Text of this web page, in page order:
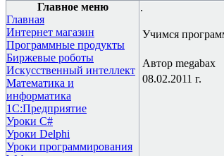
Главное меню
Главная
Интернет магазин
Программные продукты
Биржевые роботы
Искусственный интеллект
Математика и
информатика
1С:Предприятие
Уроки C#
Уроки Delphi
Уроки программирования
.
Учимся
Автор megabax
08.02.2011 г.